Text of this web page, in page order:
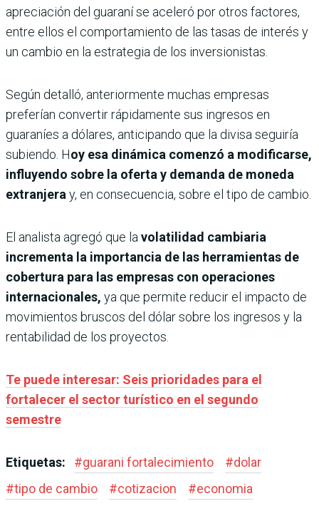
apreciación del guaraní se aceleró por otros factores,
entre ellos el comportamiento de las tasas de interés y
un cambio en la estrategia de los inversionistas.
Según detalló, anteriormente muchas empresas
preferían convertir rápidamente sus ingresos en
guaraníes a dólares, anticipando que la divisa seguiría
subiendo. Hoy esa dinámica comenzó a modificarse,
influyendo sobre la oferta y demanda de moneda
extranjera y, en consecuencia, sobre el tipo de cambio.
El analista agregó que la volatilidad cambiaria
incrementa la importancia de las herramientas de
cobertura para las empresas con operaciones
internacionales, ya que permite reducir el impacto de
movimientos bruscos del dólar sobre los ingresos y la
rentabilidad de los proyectos.
Te puede interesar: Seis prioridades para el
fortalecer el sector turístico en el segundo
semestre
Etiquetas: #guarani fortalecimiento #dolar
#tipo de cambio #cotizacion #economia